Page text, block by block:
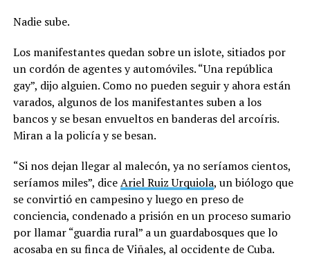
Nadie sube.
Los manifestantes quedan sobre un islote, sitiados por
un cordón de agentes y automóviles. “Una república
gay”, dijo alguien. Como no pueden seguir y ahora están
varados, algunos de los manifestantes suben a los
bancos y se besan envueltos en banderas del arcoíris.
Miran a la policía y se besan.
“Si nos dejan llegar al malecón, ya no seríamos cientos,
seríamos miles”, diceAriel Ruiz Urquiola, un biólogo que
se convirtió en campesino y luego en preso de
conciencia, condenado a prisión en un proceso sumario
por llamar “guardia rural” a un guardabosques que lo
acosaba en su finca de Viñales, al occidente de Cuba.